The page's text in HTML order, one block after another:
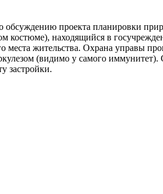
проекта планировки
костюме), находящийся в
места жительства. Охрана управы
(видимо у самого
застройки.